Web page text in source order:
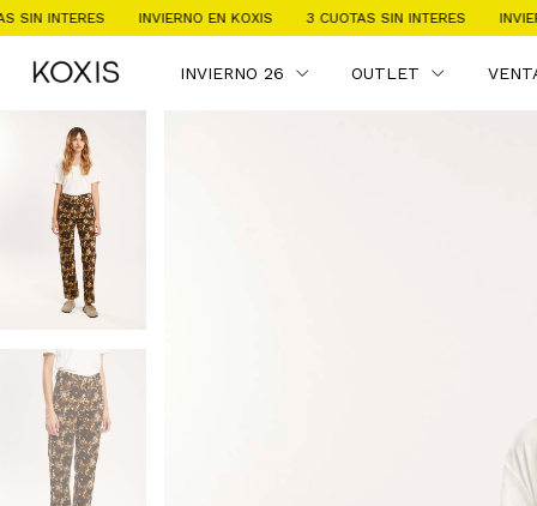
INVIERNO EN KOXIS 3 CUOTAS SIN INTERES INVIERNO EN KOXIS
INVIERNO 26 OUTLET